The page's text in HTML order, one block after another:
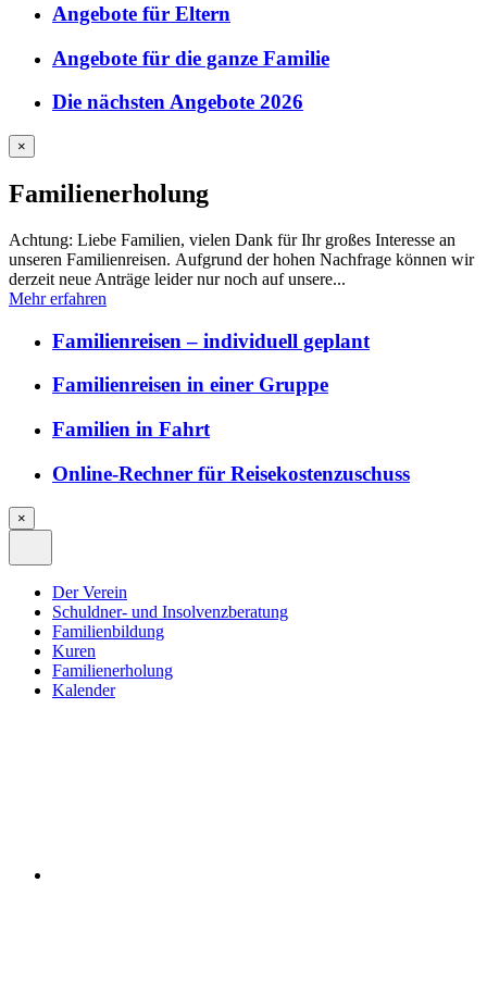
Angebote für Eltern
Angebote für die ganze Familie
Die nächsten Angebote 2026
×
Familienerholung
Achtung: Liebe Familien, vielen Dank für Ihr großes Interesse an
unseren Familienreisen. Aufgrund der hohen Nachfrage können wir
derzeit neue Anträge leider nur noch auf unsere...
Mehr erfahren
Familienreisen – individuell geplant
Familienreisen in einer Gruppe
Familien in Fahrt
Online-Rechner für Reisekostenzuschuss
×
Site
Navigation
Der Verein
Schuldner- und Insolvenzberatung
Familienbildung
Kuren
Familienerholung
Kalender